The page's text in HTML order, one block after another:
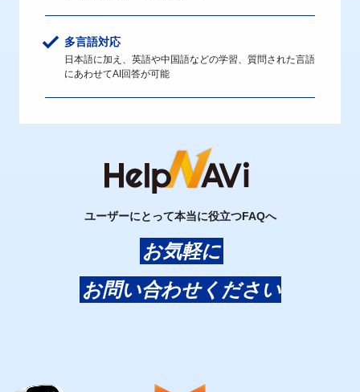
多言語対応
日本語に加え、英語や中国語などの学習、質問された言語
にあわせてAI回答が可能
ユーザーにとって本当に役立つFAQへ
お気軽に
お問い合わせください